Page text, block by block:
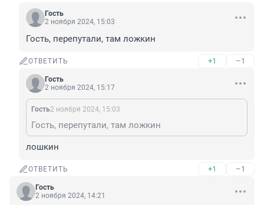
Гость
2 ноября 2024, 15:03
Гость, перепутали, там ложкин
ОТВЕТИТЬ +1 –1
Гость
2 ноября 2024, 15:17
Гость2 ноября 2024, 15:03
Гость, перепутали, там ложкин
лошкин
ОТВЕТИТЬ +1 –1
Гость
2 ноября 2024, 14:21